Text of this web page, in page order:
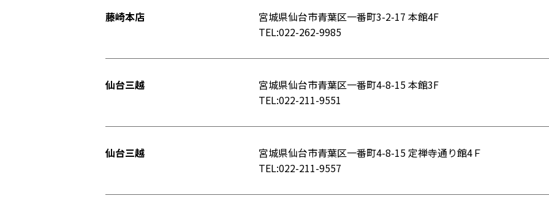
藤崎本店
宮城県仙台市青葉区一番町3-2-17 本館4F
TEL:022-262-9985
仙台三越
宮城県仙台市青葉区一番町4-8-15 本館3F
TEL:022-211-9551
仙台三越
宮城県仙台市青葉区一番町4-8-15 定禅寺通り館4Ｆ
TEL:022-211-9557